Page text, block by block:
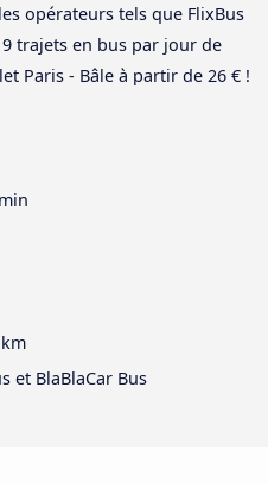
opérateurs tels que FlixBus
trajets en bus par jour de
Paris - Bâle à partir de 26 € !
et BlaBlaCar Bus